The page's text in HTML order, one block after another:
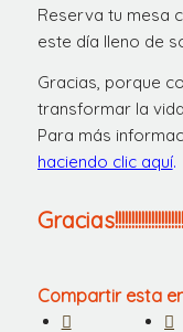
Reserva tu mesa
este día lleno de
Gracias, porque
transformar la
Para más
haciendo clic aquí.
Compartir esta